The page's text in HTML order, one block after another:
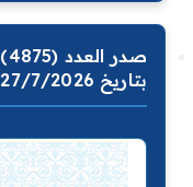
بتاريخ 27/7/2026